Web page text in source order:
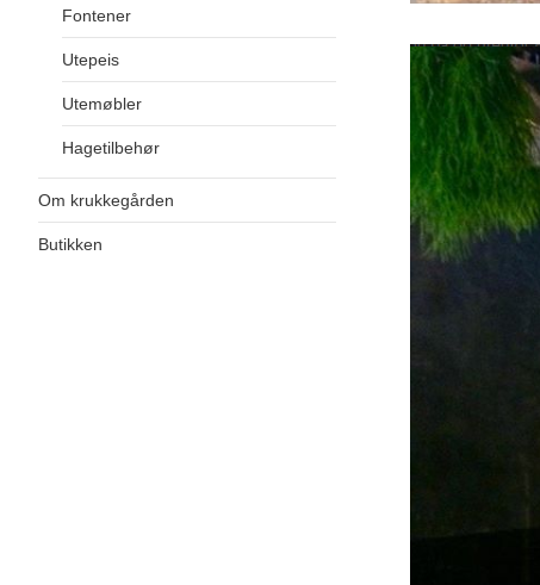
Fontener
Utepeis
Utemøbler
Hagetilbehør
Om krukkegården
Butikken